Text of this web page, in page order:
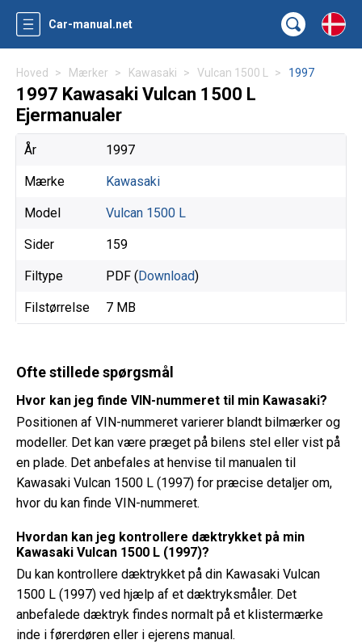
Car-manual.net
Hoved Mærker Kawasaki Vulcan 1500 L 1997
1997 Kawasaki Vulcan 1500 L
Ejermanualer
År 1997
Mærke Kawasaki
Model Vulcan 1500 L
Sider 159
Filtype PDF (Download)
Filstørrelse 7 MB
Ofte stillede spørgsmål
Hvor kan jeg finde VIN-nummeret til min Kawasaki?
Positionen af ​​VIN-nummeret varierer blandt bilmærker og
modeller. Det kan være præget på bilens stel eller vist på
en plade. Det anbefales at henvise til manualen til
Kawasaki Vulcan 1500 L (1997) for præcise detaljer om,
hvor du kan finde VIN-nummeret.
Hvordan kan jeg kontrollere dæktrykket på min
Kawasaki Vulcan 1500 L (1997)?
Du kan kontrollere dæktrykket på din Kawasaki Vulcan
1500 L (1997) ved hjælp af et dæktryksmåler. Det
anbefalede dæktryk findes normalt på et klistermærke
inde i førerdøren eller i ejerens manual.